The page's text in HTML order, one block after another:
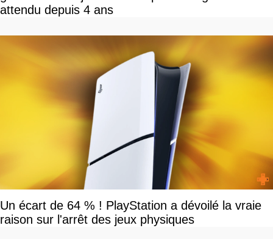
attendu depuis 4 ans
Un écart de 64 % ! PlayStation a dévoilé la vraie
raison sur l'arrêt des jeux physiques